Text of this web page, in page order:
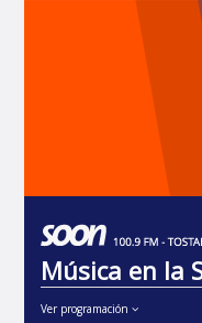
Música en la
Ver programación